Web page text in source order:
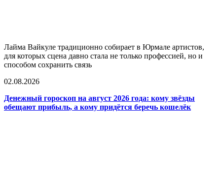
Лайма Вайкуле традиционно собирает в Юрмале артистов,
для которых сцена давно стала не только профессией, но и
способом сохранить связь
02.08.2026
Денежный гороскоп на август 2026 года: кому звёзды
обещают прибыль, а кому придётся беречь кошелёк